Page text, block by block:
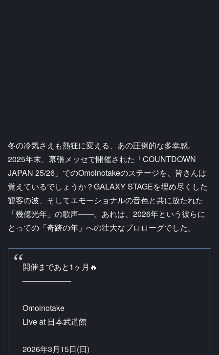
冬の冷気さえも熱狂に変える、あの圧倒的な多幸感。
2025年末、幕張メッセで開催された「COUNTDOWN
JAPAN 25/26」でのOmoinotakeのステージを、皆さんは
覚えているでしょうか？GALAXY STAGEを埋め尽くした
観客の波、そしてエモーショナルの音色と共に放たれた
「幾億光年」の歌声――。あれは、2026年という彼らに
とっての「奇跡の年」への壮大なプロローグでした。
開催まであと1ヶ月🔥
─────────
Omoinotake
Live at 日本武道館
2026年3月15日(日)